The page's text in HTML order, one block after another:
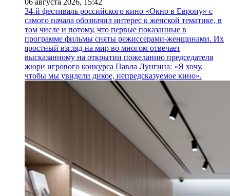
06 августа 2026, 15:42
34-й фестиваль российского кино «Окно в Европу» с
самого начала обозначил интерес к женской тематике, в
том числе и потому, что первые показанные в
программе фильмы сняты режиссерами-женщинами. Их
яростный взгляд на мир во многом отвечает
высказанному на открытии пожеланию председателя
жюри игрового конкурса Павла Лунгина: «Я хочу,
чтобы мы увидели дикое, непредсказуемое кино».